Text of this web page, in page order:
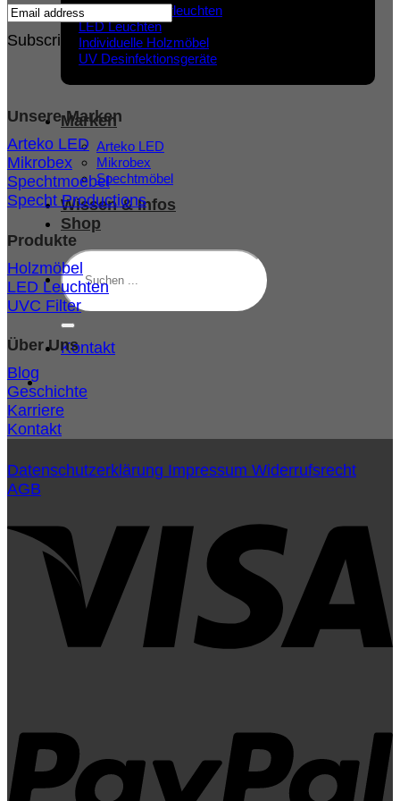
Hochtemperaturleuchten
LED Leuchten
Individuelle Holzmöbel
UV Desinfektionsgeräte
Marken
Arteko LED
Mikrobex
Spechtmöbel
Wissen & Infos
Shop
Suchen
nach:
Kontakt
Subscribe
Unsere Marken
Arteko LED
Mikrobex
Spechtmoebel
Specht Productions
Produkte
Holzmöbel
LED Leuchten
UVC Filter
Über Uns
Blog
Geschichte
Karriere
Kontakt
Datenschutzerklärung Impressum Widerrufsrecht
AGB